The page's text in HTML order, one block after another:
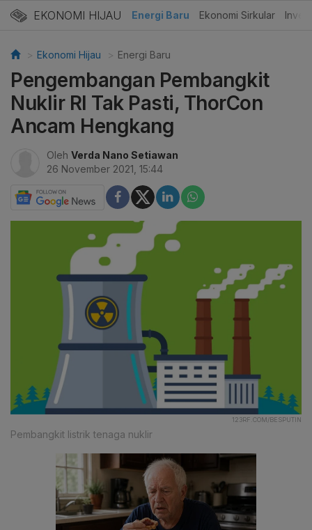
EKONOMI HIJAU Energi Baru Ekonomi Sirkular
Ekonomi Hijau Energi Baru
Pengembangan Pembangkit
Nuklir RI Tak Pasti, ThorCon
Ancam Hengkang
Oleh Verda Nano Setiawan
26 November 2021, 15:44
123RF.COM/BESPUTIN
Pembangkit listrik tenaga nuklir